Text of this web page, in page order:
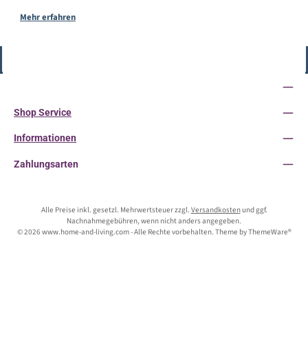
Mehr erfahren
Shop Service
Informationen
Zahlungsarten
Alle Preise inkl. gesetzl. Mehrwertsteuer zzgl. Versandkostenund ggf.
Nachnahmegebühren, wenn nicht anders angegeben.
© 2026 www.home-and-living.com - Alle Rechte vorbehalten. Theme byThemeWare®